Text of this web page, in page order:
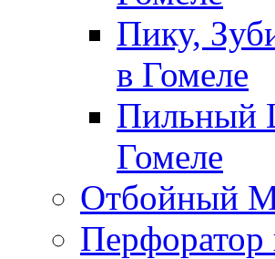
Пику,
в Гомеле
Пильный
Гомеле
Отбойный
Перфоратор